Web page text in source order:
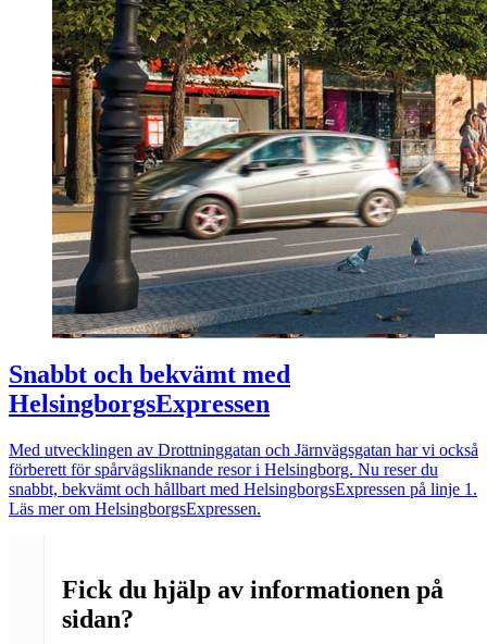
Snabbt och bekvämt med
HelsingborgsExpressen
Med utvecklingen av Drottninggatan och Järnvägsgatan har vi också
förberett för spårvägsliknande resor i Helsingborg. Nu reser du
snabbt, bekvämt och hållbart med HelsingborgsExpressen på linje 1.
Läs mer om HelsingborgsExpressen.
Fick du hjälp av informationen på
sidan?